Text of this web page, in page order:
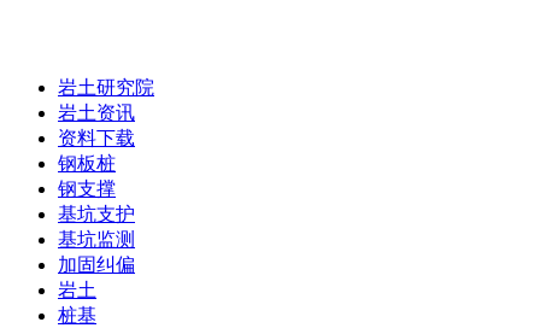
岩土研究院
岩土资讯
资料下载
钢板桩
钢支撑
基坑支护
基坑监测
加固纠偏
岩土
桩基